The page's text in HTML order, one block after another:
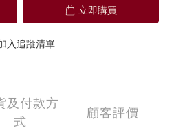
立即購買
入追蹤清單
及付款方
式
顧客評價